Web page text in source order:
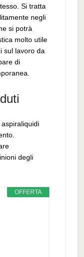
Si tratta
negli
si potrà
molto utile
sul lavoro da
di
degli
OFFERTA